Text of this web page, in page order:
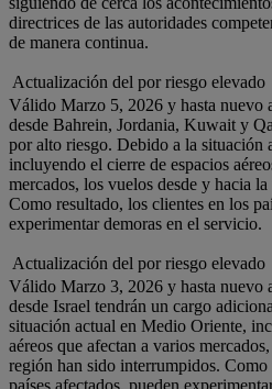
directrices de las autoridades
de manera continua.
Actualización del por riesgo elevado
Válido Marzo 5, 2026 y hasta nuevo
desde Bahrein, Jordania, Kuwait y
por alto riesgo. Debido a la situación
incluyendo el cierre de espacios
mercados, los vuelos desde y hacia
Como resultado, los clientes en los
experimentar demoras en el servicio.
Actualización del por riesgo elevado
Válido Marzo 3, 2026 y hasta nuevo
desde Israel tendrán un cargo
situación actual en Medio Oriente,
aéreos que afectan a varios
región han sido interrumpidos.